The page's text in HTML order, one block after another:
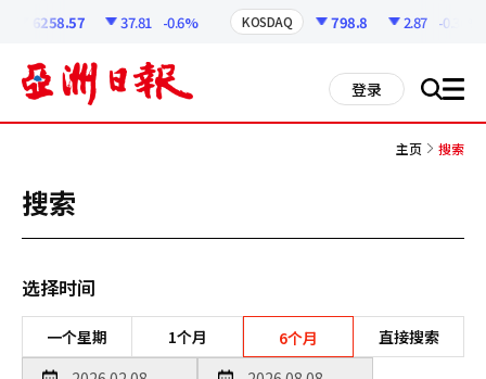
6258.57 37.81 -0.6% KOSDAQ 798.8 2.87 -0.36%
登录 搜 all
主页 搜索
搜索
选择时间
一个星期 1个月 6个月 直接搜索